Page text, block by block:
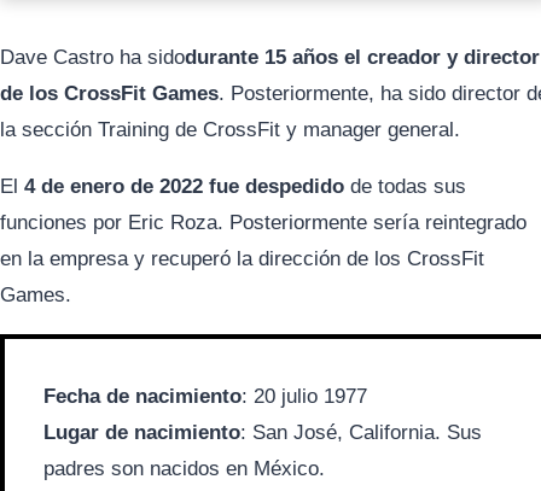
Dave Castro ha sidodurante 15 años el creador y director
de los CrossFit Games. Posteriormente, ha sido director
la sección Training de CrossFit y manager general.
El 4 de enero de 2022 fue despedido de todas sus
funciones por Eric Roza. Posteriormente sería reintegrado
en la empresa y recuperó la dirección de los CrossFit
Games.
Fecha de nacimiento: 20 julio 1977
Lugar de nacimiento: San José, California. Sus
padres son nacidos en México.